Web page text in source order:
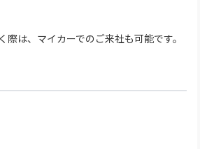
際は、マイカーでのご来社も可能です。